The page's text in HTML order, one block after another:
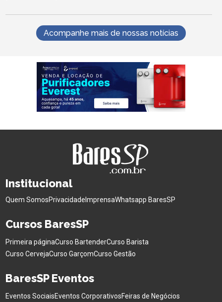
Acompanhe mais de nossas notícias
Institucional
Quem SomosPrivacidade ImprensaWhatsapp BaresSP
Cursos BaresSP
Primeira páginaCurso BartenderCurso Barista
Curso CervejaCurso GarçomCurso Gestão
BaresSP Eventos
Eventos SociaisEventos CorporativosFeiras de Negócios